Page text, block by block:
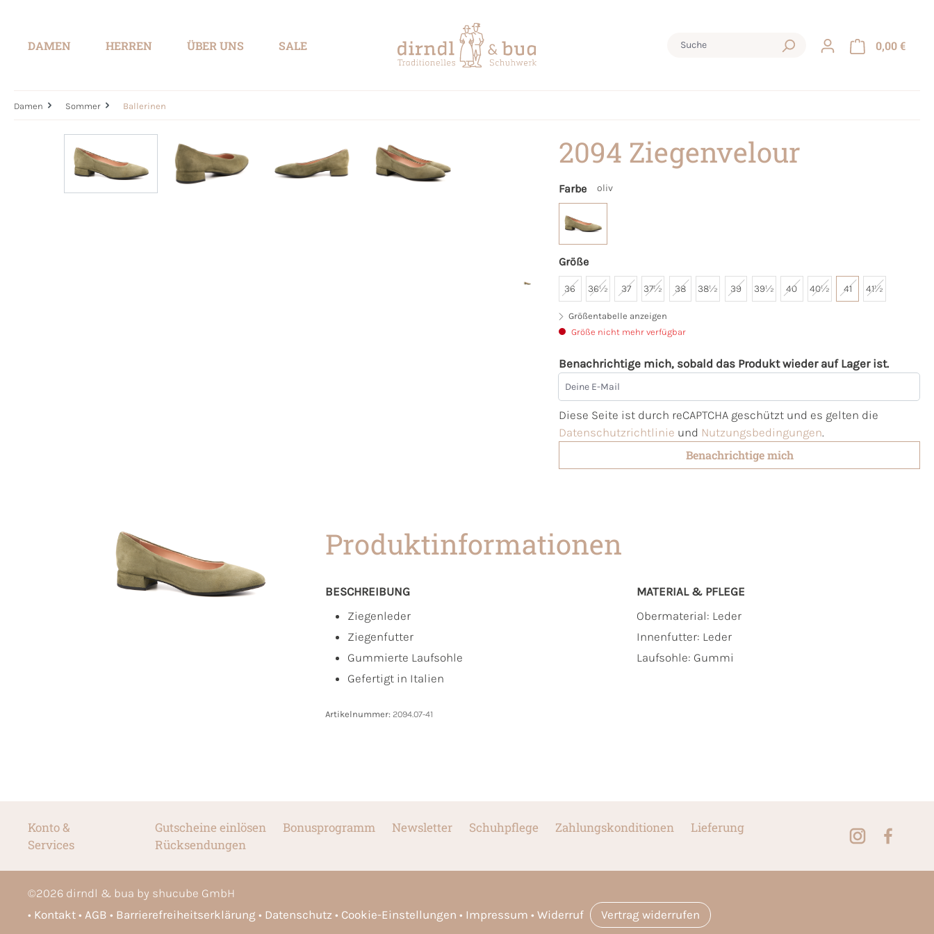
DAMEN HERREN ÜBER UNS SALE 0,00 €
Damen Sommer Ballerinen
2094 Ziegenvelour
Farbe oliv
Größe
36 36½ 37 37½ 38 38½ 39 39½ 40 40½ 41 41½
Größentabelle anzeigen
Größe nicht mehr verfügbar
Benachrichtige mich, sobald das Produkt wieder auf Lager ist.
Deine E-Mail
Diese Seite ist durch reCAPTCHA geschützt und es gelten die
Datenschutzrichtlinie und Nutzungsbedingungen.
Benachrichtige mich
Produktinformationen
BESCHREIBUNG
Ziegenleder
Ziegenfutter
Gummierte Laufsohle
Gefertigt in Italien
MATERIAL & PFLEGE
Obermaterial: Leder
Innenfutter: Leder
Laufsohle: Gummi
Artikelnummer: 2094.07-41
Konto &
Services
Gutscheine einlösen Bonusprogramm Newsletter Schuhpflege Zahlungskonditionen
Lieferung
Rücksendungen
©2026 dirndl & bua by shucube GmbH
Kontakt
AGB Barrierefreiheitserklärung Datenschutz Cookie-Einstellungen Impressum Widerruf Vertrag widerrufen